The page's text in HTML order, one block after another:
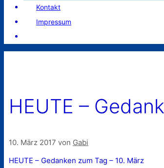
Kontakt
Impressum
HEUTE –
10. März 2017 von Gabi
HEUTE – Gedanken zum Tag – 10. März